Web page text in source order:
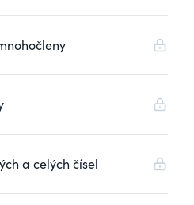
a celých čísel